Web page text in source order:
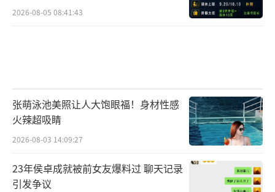
2026-08-05 08:41:43
张萌泳池美照让人大饱眼福！身材性感
火辣超吸睛
2026-08-03 14:09:27
23年侯卓成就被前女友爆料过 聊天记录
引发争议